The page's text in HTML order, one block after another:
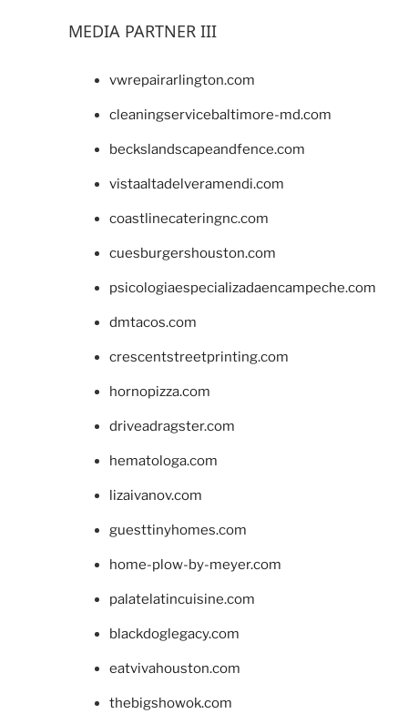
MEDIA PARTNER III
vwrepairarlington.com
cleaningservicebaltimore-md.com
beckslandscapeandfence.com
vistaaltadelveramendi.com
coastlinecateringnc.com
cuesburgershouston.com
psicologiaespecializadaencampeche.com
dmtacos.com
crescentstreetprinting.com
hornopizza.com
driveadragster.com
hematologa.com
lizaivanov.com
guesttinyhomes.com
home-plow-by-meyer.com
palatelatincuisine.com
blackdoglegacy.com
eatvivahouston.com
thebigshowok.com